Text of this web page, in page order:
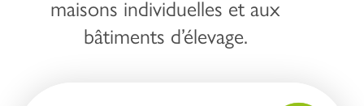
maisons individuelles et aux
bâtiments d’élevage.